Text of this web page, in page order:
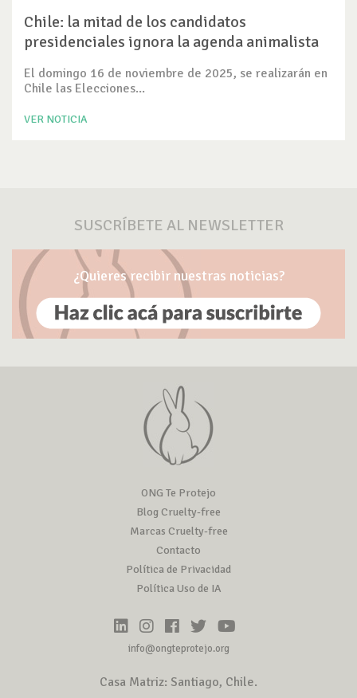
Chile: la mitad de los candidatos
presidenciales ignora la agenda animalista
El domingo 16 de noviembre de 2025, se realizarán en
Chile las Elecciones...
VER NOTICIA
SUSCRÍBETE AL NEWSLETTER
¿Quieres recibir nuestras noticias?
ONG Te Protejo
Blog Cruelty-free
Marcas Cruelty-free
Contacto
Política de Privacidad
Política Uso de IA
info@ongteprotejo.org
Casa Matriz: Santiago, Chile.